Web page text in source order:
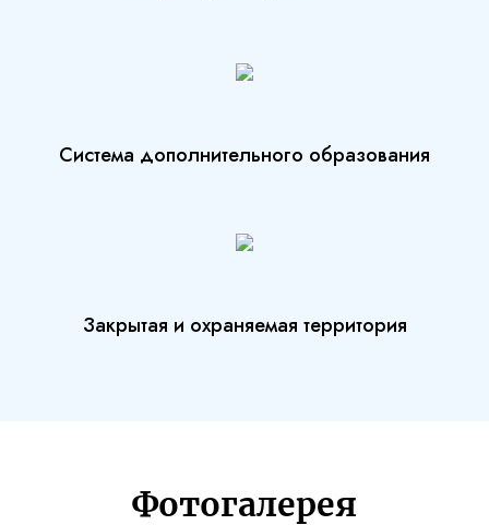
Система дополнительного образования
Закрытая и охраняемая территория
Фотогалерея